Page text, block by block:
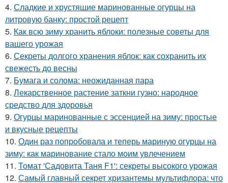
4. Сладкие и хрустящие маринованные огурцы на
литровую банку: простой рецепт
5. Как всю зиму хранить яблоки: полезные советы для
вашего урожая
6. Секреты долгого хранения яблок: как сохранить их
свежесть до весны
7. Бумага и солома: неожиданная пара
8. Лекарственное растение заткни гузно: народное
средство для здоровья
9. Огурцы маринованные с эссенцией на зиму: простые
и вкусные рецепты
10. Один раз попробовала и теперь мариную огурцы на
зиму: как маринование стало моим увлечением
11. Томат 'Садовита Таня F1': секреты высокого урожая
12. Самый главный секрет хризантемы мультифлора: что